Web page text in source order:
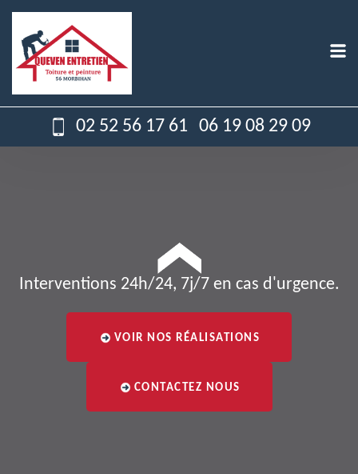
02 52 56 17 61 06 19 08 29 09
Interventions 24h/24, 7j/7 en cas d'urgence.
VOIR NOS RÉALISATIONS
CONTACTEZ NOUS